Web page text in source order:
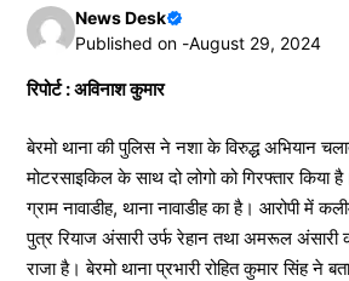
News Desk
Published on -August 29, 2024
रिपोर्ट : अविनाश कुमार
बेरमो थाना की पुलिस ने नशा के विरुद्ध अभियान
मोटरसाइकिल के साथ दो लोगो को गिरफ्तार किया
ग्राम नावाडीह, थाना नावाडीह का है। आरोपी में
पुत्र रियाज अंसारी उर्फ रेहान तथा अमरूल अंसारी
राजा है। बेरमो थाना प्रभारी रोहित कुमार सिंह ने